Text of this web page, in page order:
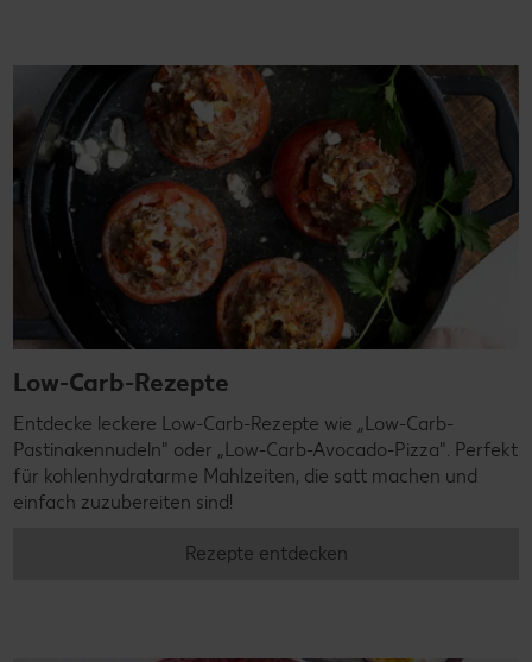
Low-Carb-Rezepte
Entdecke leckere Low-Carb-Rezepte wie „Low-Carb-
Pastinakennudeln" oder „Low-Carb-Avocado-Pizza". Perfekt
für kohlenhydratarme Mahlzeiten, die satt machen und
einfach zuzubereiten sind!
Rezepte entdecken